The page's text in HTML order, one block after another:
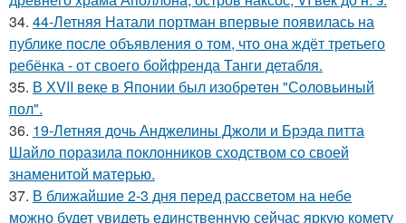
34. 44-Летняя Натали портман впервые появилась на
публике после объявления о том, что она ждёт третьего
ребёнка - от своего бойфренда Танги детабля.
35. В ХVII веке в Япoнии был изобрeтeн "Сoлoвьиный
пол".
36. 19-Летняя дочь Анджелины Джоли и Брэда питта
Шайло поразила поклонников сходством со своей
знаменитой матерью.
37. В ближайшие 2-3 дня перед рассветом на небе
можно будет увидеть единственную сейчас яркую комету